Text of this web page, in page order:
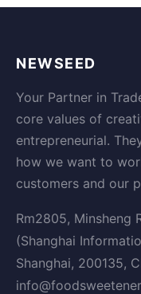
NEWSEED
Your Partner in
core values of
entrepreneurial.
how we want to
customers and our
Rm2805, Minsheng
(Shanghai
Shanghai, 200135,